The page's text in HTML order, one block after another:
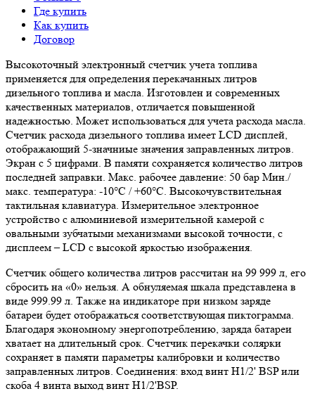
Где купить
Как купить
Договор
Высокоточный электронный счетчик учета топлива
применяется для определения перекачанных литров
дизельного топлива и масла. Изготовлен и современных
качественных материалов, отличается повышенной
надежностью. Может использоваться для учета расхода масла.
Счетчик расхода дизельного топлива имеет LCD дисплей,
отображающий 5-значниые значения заправленных литров.
Экран с 5 цифрами. В памяти сохраняется количество литров
последней заправки. Макс. рабочее давление: 50 бар Мин./
макс. температура: -10°C / +60°C. Высокочувствительная
тактильная клавиатура. Измерительное электронное
устройство с алюминиевой измерительной камерой с
овальными зубчатыми механизмами высокой точности, с
дисплеем – LCD с высокой яркостью изображения.
Счетчик общего количества литров рассчитан на 99 999 л, его
сбросить на «0» нельзя. А обнуляемая шкала представлена в
виде 999.99 л. Также на индикаторе при низком заряде
батареи будет отображаться соответствующая пиктограмма.
Благодаря экономному энергопотреблению, заряда батареи
хватает на длительный срок. Счетчик перекачки солярки
сохраняет в памяти параметры калибровки и количество
заправленных литров. Соединения: вход винт Н1/2' BSP или
скоба 4 винта выход винт Н1/2'BSP.